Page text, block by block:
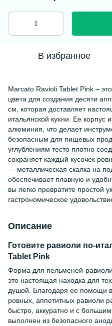
В избранное
Marcato Ravioli Tablet Pink –
цвета для создания десяти
см, которая доставляет
итальянской кухни. Ее корпус
алюминия, что делает
безопасным для пищевых
углублениям тесто плотно
сохраняет каждый кусочек
— металлическая скалка на
обеспечивает плавную и
вы легко превратите простой
гастрономическое
Описание
Готовите равиоли по-
Tablet Pink
Форма для пельменей-
это настоящая находка для
душой. Благодаря ее помощи
ровных, аппетитных равиоли
быстро, аккуратно и с
выполнен из безопасного